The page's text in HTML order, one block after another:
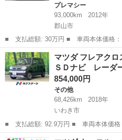
プレマシー
93,000km
2012年
郡山市
■ 支払総額: 30万円 ■ 車両本体価格： 150,000 円 ■ メーカー
名： マツダ ■ 車種名： プレマシ
検・２年付／ナビ／Ｂカメ／両側電動
関東仕入／禁煙車...
福島 郡山市 プレマシー
マツダ フレアク
ＳＤナビ レーダ
854,000円
その他
68,426km
2018年
いわき市
■ 支払総額: 92.9万円 ■ 車両本体価格： 854,000 円 ■ メーカー
名： マツダ ■ 車種名： フレアクロ
福島 いわき市 その他